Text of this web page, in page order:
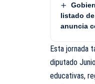
listado
anuncia
Esta jornada
diputado
educativas,